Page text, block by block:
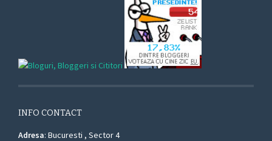
INFO CONTACT
Adresa: Bucuresti , Sector 4